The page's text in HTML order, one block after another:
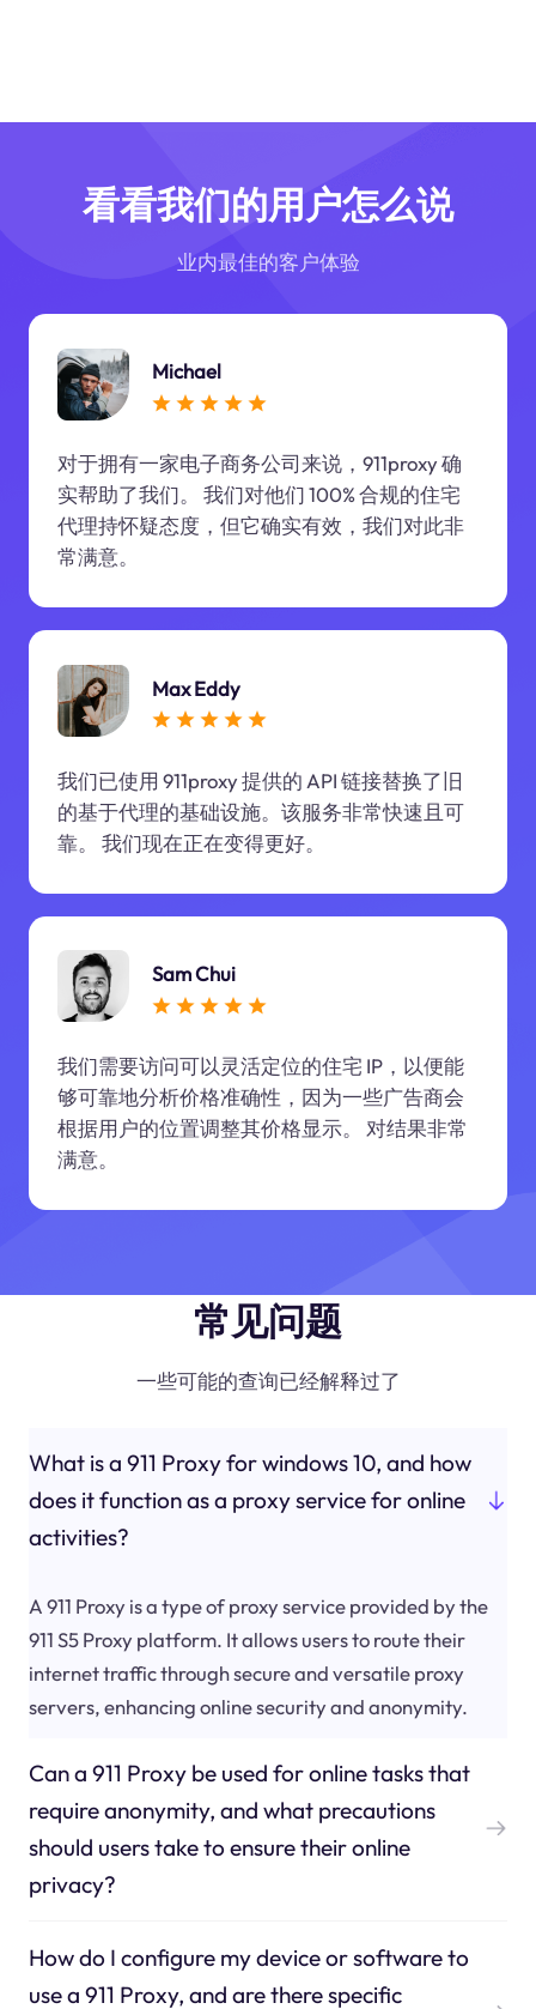
看看我们的用户怎么说
业内最佳的客户体验
Michael
对于拥有一家电子商务公司来说，911proxy 确
实帮助了我们。 我们对他们 100% 合规的住宅
代理持怀疑态度，但它确实有效，我们对此非
常满意。
Max Eddy
我们已使用 911proxy 提供的 API 链接替换了旧
的基于代理的基础设施。该服务非常快速且可
靠。 我们现在正在变得更好。
Sam Chui
我们需要访问可以灵活定位的住宅 IP，以便能
够可靠地分析价格准确性，因为一些广告商会
根据用户的位置调整其价格显示。 对结果非常
满意。
常见问题
一些可能的查询已经解释过了
What is a 911 Proxy for windows 10, and how
does it function as a proxy service for online
activities?
A 911 Proxy is a type of proxy service provided by the
911 S5 Proxy platform. It allows users to route their
internet traffic through secure and versatile proxy
servers, enhancing online security and anonymity.
Can a 911 Proxy be used for online tasks that
require anonymity, and what precautions
should users take to ensure their online
privacy?
How do I configure my device or software to
use a 911 Proxy, and are there specific